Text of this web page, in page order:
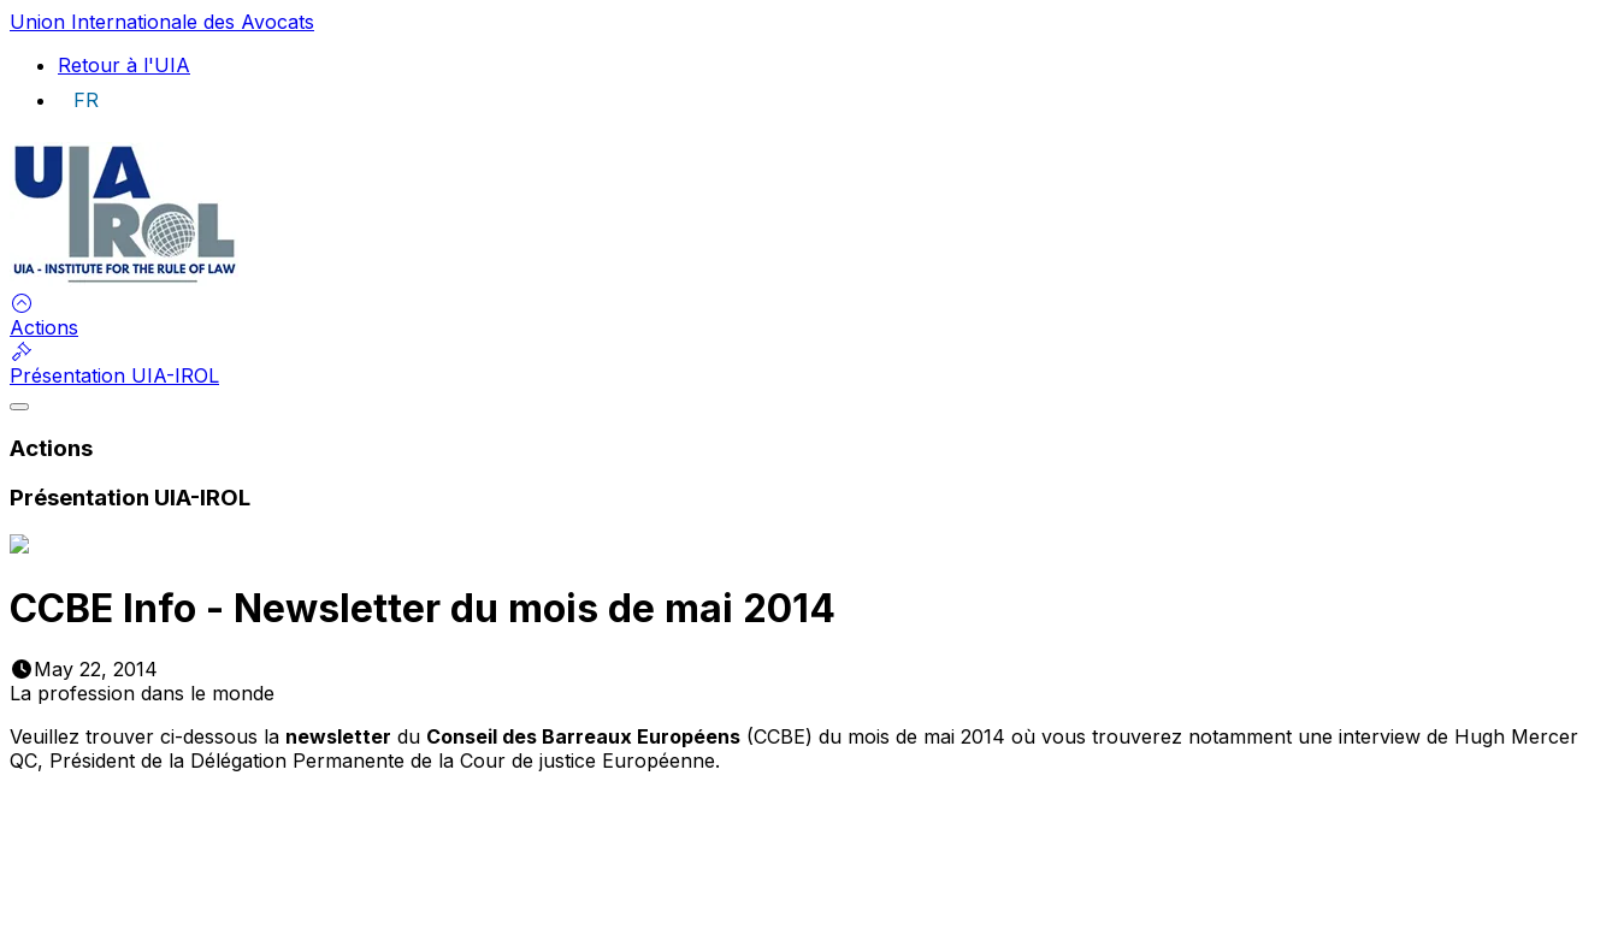
Union Internationale des Avocats
Retour à l'UIA
FR
UIA
Actions
Présentation UIA-IROL
Actions
Présentation UIA-IROL
CCBE Info - Newsletter du mois de mai 2014
May 22, 2014
La profession dans le monde
Veuillez trouver ci-dessous la newsletter du Conseil des Barreaux Européens (CCBE) du mois de mai 2014 où vous trouverez notamment une interview de Hugh Mercer
QC, Président de la Délégation Permanente de la Cour de justice Européenne.